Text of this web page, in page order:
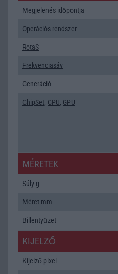
Megjelenés időpontja
Operációs rendszer
RotaS
Frekvenciasáv
Generáció
ChipSet, CPU, GPU
MÉRETEK
Súly g
Méret mm
Billentyűzet
KIJELZŐ
Kijelző pixel